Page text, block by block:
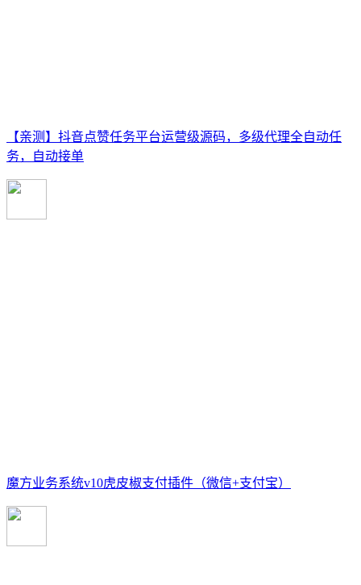
【亲测】抖音点赞任务平台运营级源码，多级代理全自动任
务，自动接单
魔方业务系统v10虎皮椒支付插件（微信+支付宝）